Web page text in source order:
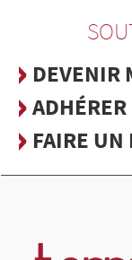
DEVENIR
ADHÉRER
FAIRE UN